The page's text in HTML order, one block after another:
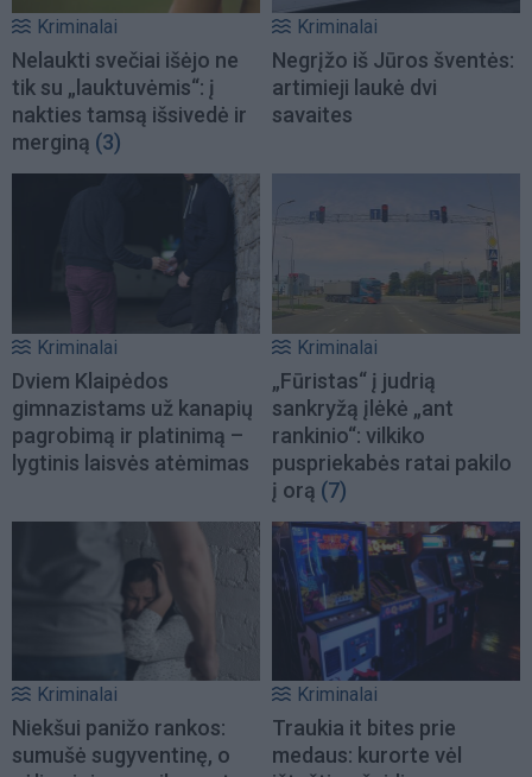
Kriminalai
Nelaukti svečiai išėjo ne
tik su „lauktuvėmis“: į
nakties tamsą išsivedė ir
merginą (3)
Kriminalai
Negrįžo iš Jūros šventės:
artimieji laukė dvi
savaites
Kriminalai
Dviem Klaipėdos
gimnazistams už kanapių
pagrobimą ir platinimą –
lygtinis laisvės atėmimas
Kriminalai
„Fūristas“ į judrią
sankryžą įlėkė „ant
rankinio“: vilkiko
puspriekabės ratai pakilo
į orą (7)
Kriminalai
Niekšui panižo rankos:
sumušė sugyventinę, o
Kriminalai
Traukia it bites prie
medaus: kurorte vėl